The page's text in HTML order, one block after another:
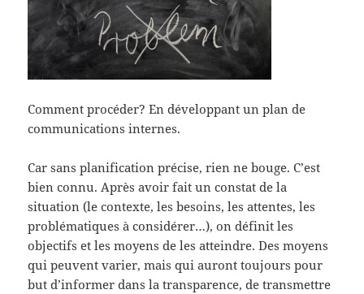
Comment procéder? En développant un plan de
communications internes.
Car sans planification précise, rien ne bouge. C’est
bien connu. Après avoir fait un constat de la
situation (le contexte, les besoins, les attentes, les
problématiques à considérer…), on définit les
objectifs et les moyens de les atteindre. Des moyens
qui peuvent varier, mais qui auront toujours pour
but d’informer dans la transparence, de transmettre